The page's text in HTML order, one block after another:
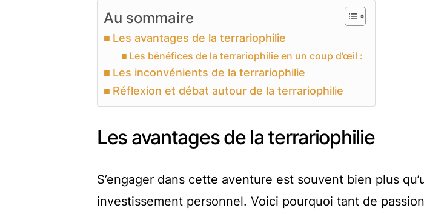
Au sommaire
Les avantages de la terrariophilie
Les bénéfices de la terrariophilie en un coup d’œil :
Les inconvénients de la terrariophilie
Réflexion et débat autour de la terrariophilie
Les avantages de la terrariophilie
S’engager dans cette aventure est souvent bien plus
investissement personnel. Voici pourquoi tant de